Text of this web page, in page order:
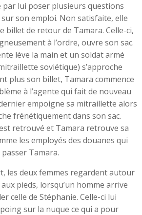
par lui poser plusieurs questions
son emploi. Non satisfaite, elle
billet de retour de Tamara. Celle-ci,
à l’ordre, ouvre son sac.
lève la main et un soldat armé
soviétique) s’approche
plus son billet, Tamara commence
à l’agente qui fait de nouveau
empoigne sa mitraillette alors
frénétiquement dans son sac.
retrouvé et Tamara retrouve sa
les employés des douanes qui
Tamara.
les deux femmes regardent autour
aux pieds, lorsqu’un homme arrive
celle de Stéphanie. Celle-ci lui
sur la nuque ce qui a pour